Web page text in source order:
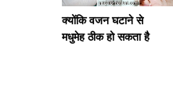
क्योंकि वजन घटाने से
मधुमेह ठीक हो सकता है